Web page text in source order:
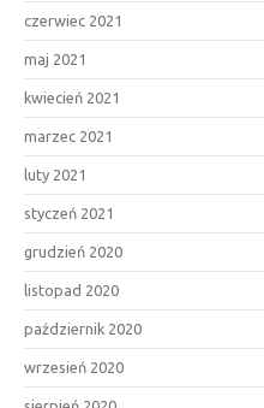
czerwiec 2021
maj 2021
kwiecień 2021
marzec 2021
luty 2021
styczeń 2021
grudzień 2020
listopad 2020
październik 2020
wrzesień 2020